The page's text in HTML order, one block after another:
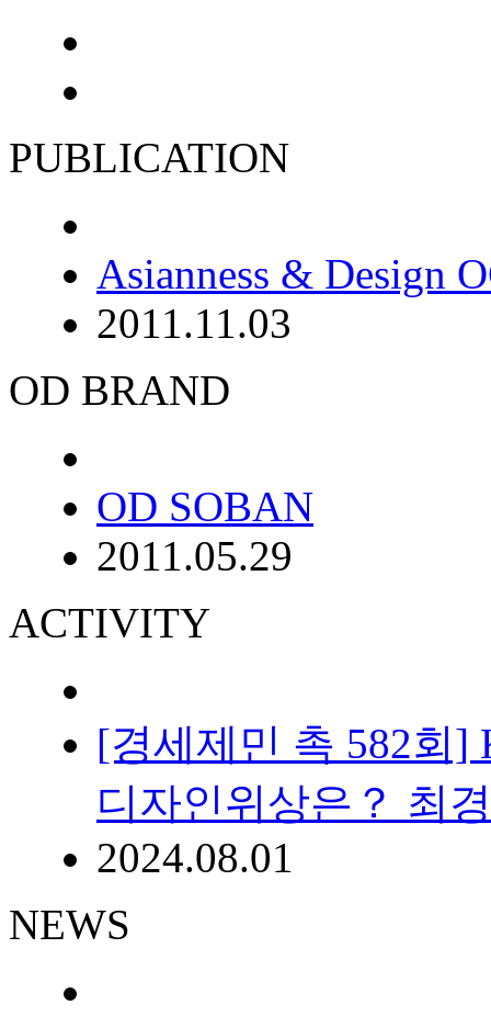
PUBLICATION
Asianness & Design
2011.11.03
OD BRAND
OD SOBAN
2011.05.29
ACTIVITY
[경세제민 촉 582회]
디자인위상은？ 최
2024.08.01
NEWS